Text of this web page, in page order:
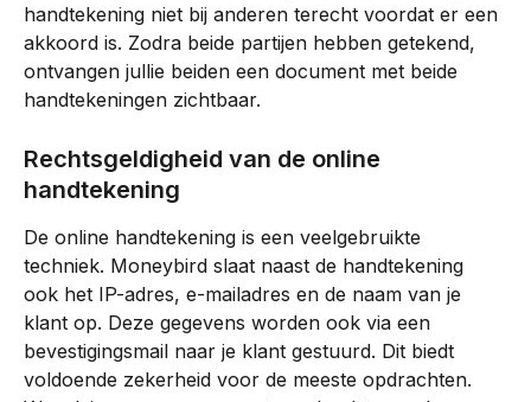
handtekening niet bij anderen terecht voordat er een
akkoord is. Zodra beide partijen hebben getekend,
ontvangen jullie beiden een document met beide
handtekeningen zichtbaar.
Rechtsgeldigheid van de online
handtekening
De online handtekening is een veelgebruikte
techniek. Moneybird slaat naast de handtekening
ook het IP-adres, e-mailadres en de naam van je
klant op. Deze gegevens worden ook via een
bevestigingsmail naar je klant gestuurd. Dit biedt
voldoende zekerheid voor de meeste opdrachten.